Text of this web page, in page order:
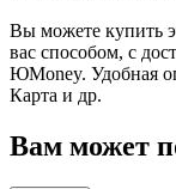
Вы можете купить
вас способом, с
ЮMoney. Удобная
Карта и др.
Вам может